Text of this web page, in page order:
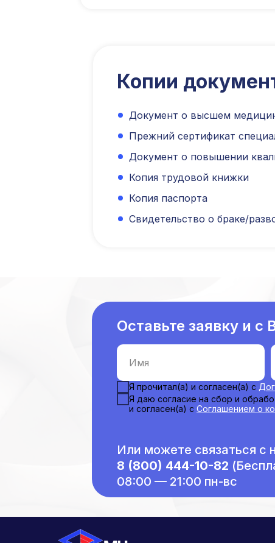
Документ о высшем
Прежний сертификат
Документ о повышении
Копия трудовой книжки
Копия паспорта
Свидетельство о браке/
Копии
Имя
Я прочитал(а) и согласен(а) с
Я даю согласие на сбор и
и согласен(а) с Соглашением о
Оставьте заявку и
Или можете связаться с
8 (800) 444-10-82
08:00 — 21:00 пн-вс